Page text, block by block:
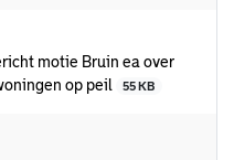
motie Bruin ea over
op peil
55 KB